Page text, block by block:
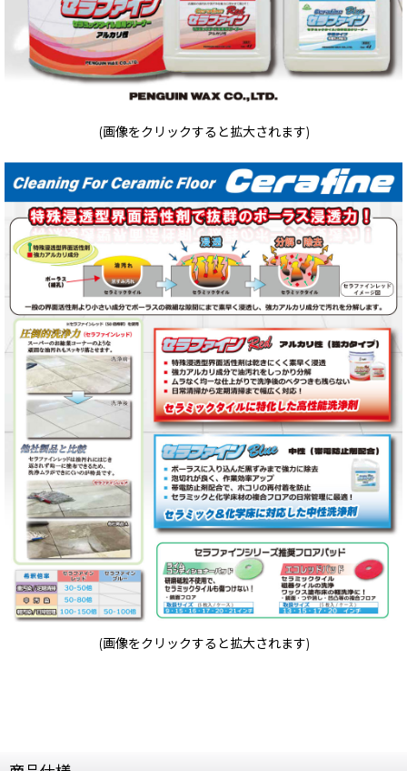
(画像をクリックすると拡大されます)
(画像をクリックすると拡大されます)